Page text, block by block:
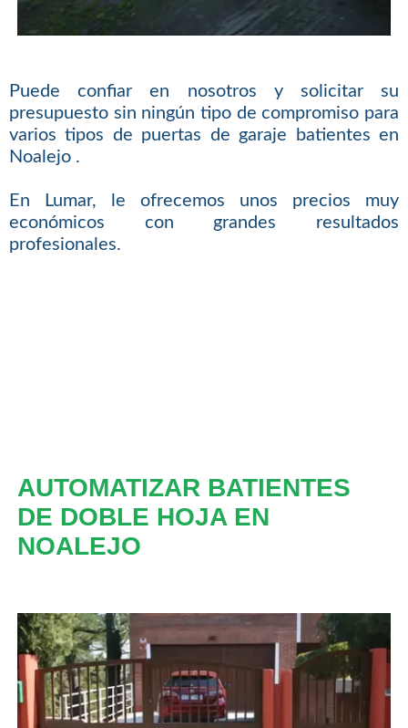
Puede confiar en nosotros y solicitar su
presupuesto sin ningún tipo de compromiso para
varios tipos de puertas de garaje batientes en
Noalejo .
En Lumar, le ofrecemos unos precios muy
económicos con grandes resultados
profesionales.
AUTOMATIZAR BATIENTES
DE DOBLE HOJA EN
NOALEJO